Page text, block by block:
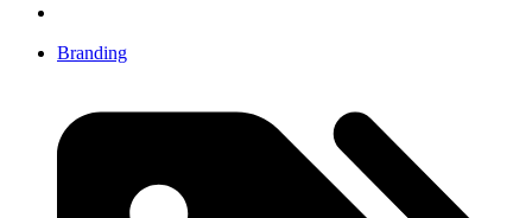
Branding